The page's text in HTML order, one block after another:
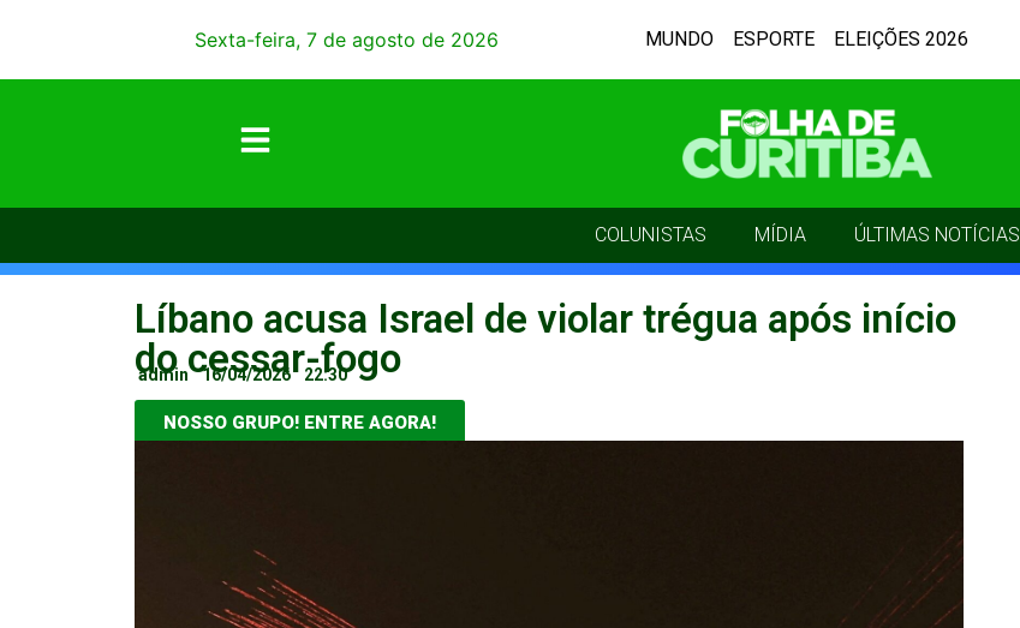
Sexta-feira, 7 de agosto de 2026 MUNDO ESPORTE ELEIÇÕES 2026
COLUNISTAS MÍDIA ÚLTIMAS NOTÍCIAS
Líbano acusa Israel de violar trégua após início
do cessar-fogo
admin 16/04/2026 22:30
NOSSO GRUPO! ENTRE AGORA!